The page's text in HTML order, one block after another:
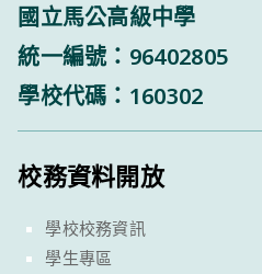
國立馬公高級中學
統一編號：96402805
學校代碼：160302
校務資料開放
學校校務資訊
學生專區